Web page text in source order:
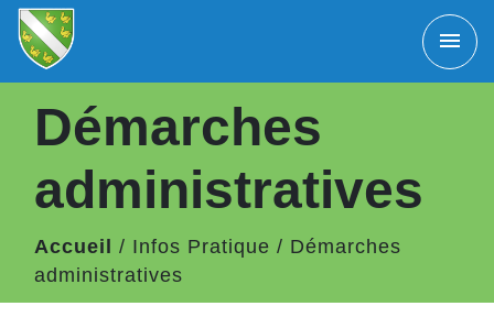
menu
Démarches
administratives
Accueil / Infos Pratique / Démarches
administratives